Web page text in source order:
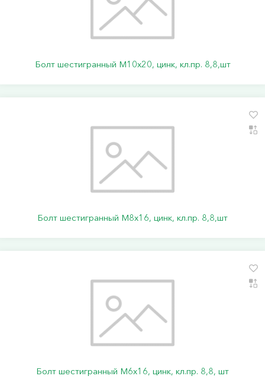
Болт шестигранный М10х20, цинк, кл.пр. 8,8,шт
Болт шестигранный М8х16, цинк, кл.пр. 8,8,шт
Болт шестигранный М6х16, цинк, кл.пр. 8,8, шт